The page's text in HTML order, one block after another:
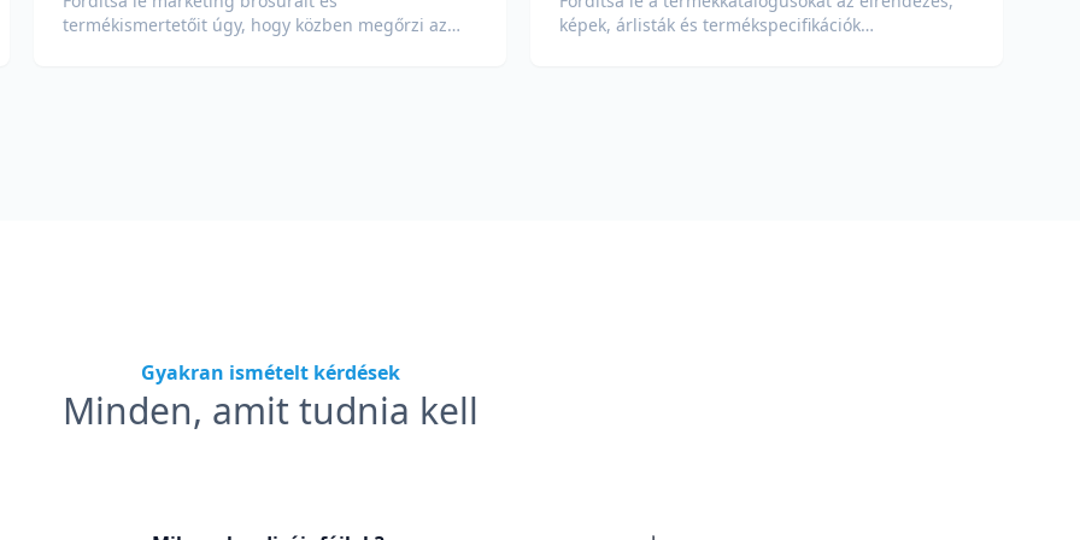
termékismertetőit úgy, hogy közben megőrzi az
képek, árlisták és termékspecifikációk
Gyakran ismételt kérdések
Minden, amit tudnia kell